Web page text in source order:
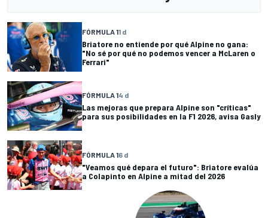
FÓRMULA 11 d
Briatore no entiende por qué Alpine no gana:
"No sé por qué no podemos vencer a McLaren o
Ferrari"
FÓRMULA 14 d
Las mejoras que prepara Alpine son "críticas"
para sus posibilidades en la F1 2026, avisa Gasly
FÓRMULA 16 d
"Veamos qué depara el futuro": Briatore evalúa
a Colapinto en Alpine a mitad del 2026